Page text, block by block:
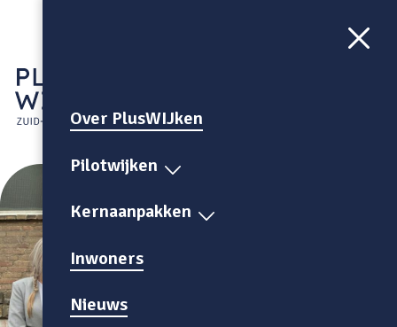
Over PlusWIJken
Pilotwijken
Kernaanpakken
Inwoners
Nieuws
CONTRAST AAN